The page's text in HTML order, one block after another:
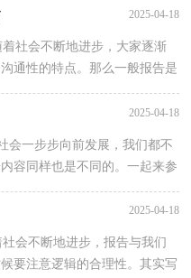
2025-04-18
社会不断地进步，大家逐渐
通性的特点。那么一般报告是
在企业的实习...
2025-04-18
一步步向前发展，我们都不
容同样也是不同的。一起来参
2025-04-18
会不断地进步，报告与我们
要注意逻辑的合理性。其实写